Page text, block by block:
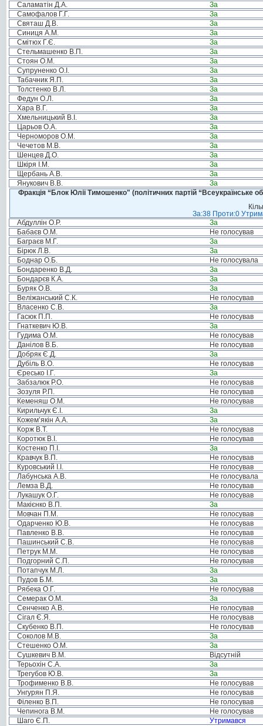
Саламатін Д.А.
За
Самофалов Г.Г.
За
Святаш Д.В.
За
Синиця А.М.
За
Смітюх Г.Є.
За
Стельмашенко В.П.
За
Стоян О.М.
За
Супруненко О.І.
За
Табачник Я.П.
За
Толстенко В.Л.
За
Федун О.Л.
За
Хара В.Г.
За
Хмельницький В.І.
За
Царьов О.А.
За
Черноморов О.М.
За
Чечетов М.В.
За
Шенцев Д.О.
За
Шкіря І.М.
За
Щербань А.В.
За
Янукович В.В.
За
Фракція “Блок Юлії Тимошенко" (політичних партій “Всеукраїнське
За:38 Проти:0
Абдуллін О.Р.
За
Бабаєв О.М.
Не голосував
Баграєв М.Г.
За
Бірюк Л.В.
За
Боднар О.Б.
Не голосувала
Бондаренко В.Д.
За
Бондарєв К.А.
За
Буряк О.В.
За
Веліжанський С.К.
Не голосував
Власенко С.В.
За
Гасюк П.П.
Не голосував
Гнаткевич Ю.В.
За
Гудима О.М.
Не голосував
Данілов В.Б.
Не голосував
Добряк Є.Д.
За
Дубіль В.О.
Не голосував
Єресько І.Г.
За
Забзалюк Р.О.
Не голосував
Зозуля Р.П.
Не голосував
Кеменяш О.М.
Не голосував
Кирильчук Є.І.
За
Кожем’якін А.А.
За
Корж В.Т.
Не голосував
Коротюк В.І.
Не голосував
Костенко П.І.
За
Кравчук В.П.
Не голосував
Куровський І.І.
Не голосував
Лабунська А.В.
Не голосувала
Лемза В.Д.
Не голосував
Лукашук О.Г.
Не голосував
Макієнко В.П.
За
Мовчан П.М.
Не голосував
Одарченко Ю.В.
Не голосував
Павленко В.В.
Не голосував
Пашинський С.В.
Не голосував
Петрук М.М.
Не голосував
Подгорний С.П.
Не голосував
Потапчук М.Л.
За
Пудов Б.М.
За
Рябека О.Г.
Не голосував
Семерак О.М.
За
Сенченко А.В.
Не голосував
Сігал Є.Я.
Не голосував
Скубенко В.П.
Не голосував
Соколов М.В.
За
Стешенко О.М.
За
Сушкевич В.М.
Відсутній
Терьохін С.А.
За
Трегубов Ю.В.
За
Трофименко В.В.
Не голосував
Унгурян П.Я.
Не голосував
Філенко В.П.
Не голосував
Чепинога В.М.
Не голосував
Шаго Є.П.
Утримався